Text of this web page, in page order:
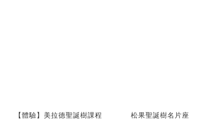
【體驗】美拉德聖誕樹課程 松果聖誕樹名片座